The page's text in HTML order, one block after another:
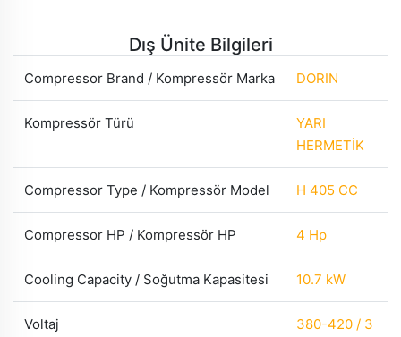
Dış Ünite Bilgileri
Compressor Brand / Kompressör Marka DORIN
Kompressör Türü
YARI
HERMETİK
Compressor Type / Kompressör Model H 405 CC
Compressor HP / Kompressör HP 4 Hp
Cooling Capacity / Soğutma Kapasitesi 10.7 kW
Voltaj
380-420 / 3